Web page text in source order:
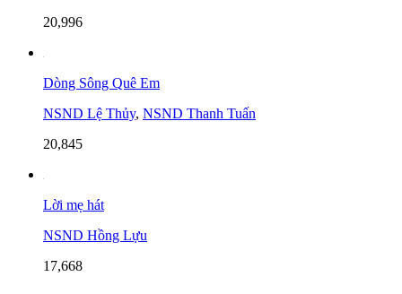
20,996
Dòng Sông Quê Em
NSND Lệ Thủy, NSND Thanh Tuấn
20,845
Lời mẹ hát
NSND Hồng Lựu
17,668